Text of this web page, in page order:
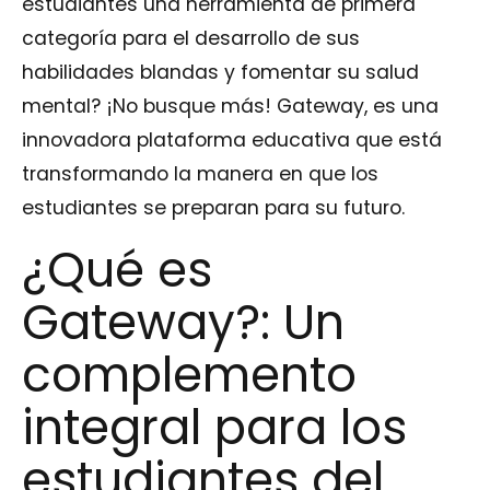
categoría para el desarrollo de sus
habilidades blandas y fomentar su salud
mental? ¡No busque más! Gateway, es una
innovadora plataforma educativa que está
transformando la manera en que los
estudiantes se preparan para su futuro.
¿Qué es
Gateway?: Un
complemento
integral para los